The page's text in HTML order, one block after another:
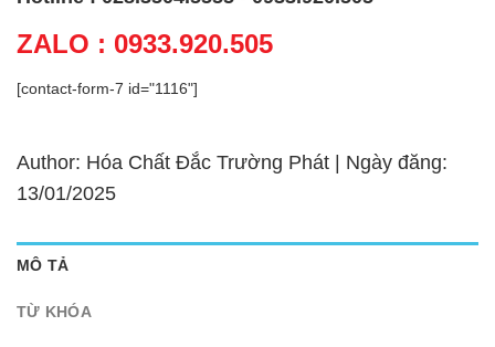
ZALO : 0933.920.505
[contact-form-7 id="1116"]
Author: Hóa Chất Đắc Trường Phát | Ngày đăng:
13/01/2025
MÔ TẢ
TỪ KHÓA